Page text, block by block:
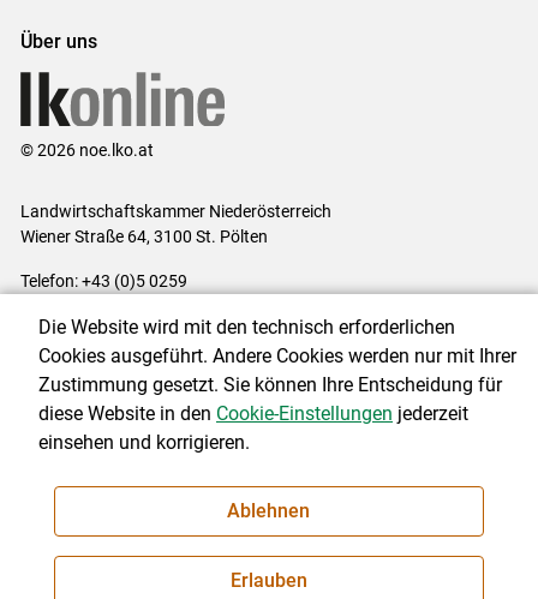
Über uns
© 2026 noe.lko.at
Landwirtschaftskammer Niederösterreich
Wiener Straße 64, 3100 St. Pölten
Telefon: +43 (0)5 0259
Impressum|Kontakt|Datenschutzerklärung|Barrierefreiheit|
Cookie-Einstellungen
NEWSLETTER
Die Website wird mit den technisch erforderlichen
Cookies ausgeführt. Andere Cookies werden nur mit Ihrer
Zustimmung gesetzt. Sie können Ihre Entscheidung für
diese Website in den Cookie-Einstellungen jederzeit
einsehen und korrigieren.
Ablehnen
Erlauben